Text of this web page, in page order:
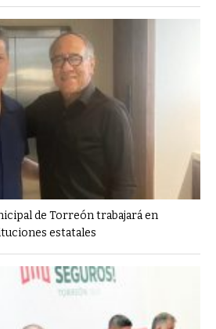
de Torreón trabajará en
estatales